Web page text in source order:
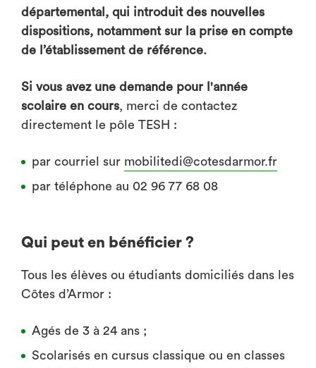
départemental, qui introduit des nouvelles
dispositions, notamment sur la prise en compte
de l’établissement de référence.
Si vous avez une demande pour l'année
scolaire en cours, merci de contactez
directement le pôle TESH :
par courriel sur mobilitedi@cotesdarmor.fr
par téléphone au 02 96 77 68 08
Qui peut en bénéficier ?
Tous les élèves ou étudiants domiciliés dans les
Côtes d’Armor :
Agés de 3 à 24 ans ;
Scolarisés en cursus classique ou en classes